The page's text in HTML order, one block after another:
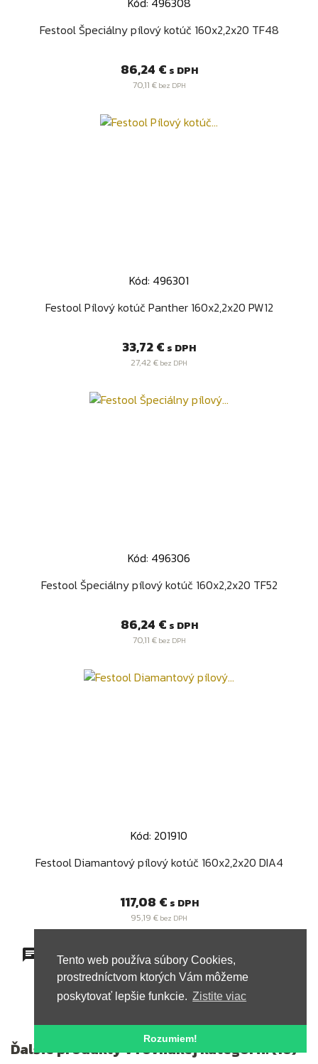
Tento web používa súbory Cookies,
prostredníctvom ktorých Vám môžeme
poskytovať lepšie funkcie. Zistite viac
Rozumiem!
Festool Špeciálny pílový kotúč 160x2,2x20 TF48
Cena
86,24 € s DPH
70,11 €bez DPH
Kód: 496301
Festool Pílový kotúč Panther 160x2,2x20 PW12
Cena
33,72 € s DPH
27,42 € bez DPH
Kód: 496306
Festool Špeciálny pílový kotúč 160x2,2x20 TF52
Cena
86,24 € s DPH
70,11 €bez DPH
Kód: 201910
Festool Diamantový pílový kotúč 160x2,2x20 DIA4
Cena
117,08 € s DPH
95,19 € bez DPH
Komentáre (0)
Ďalšie produkty v rovnakej kategórii: (16)